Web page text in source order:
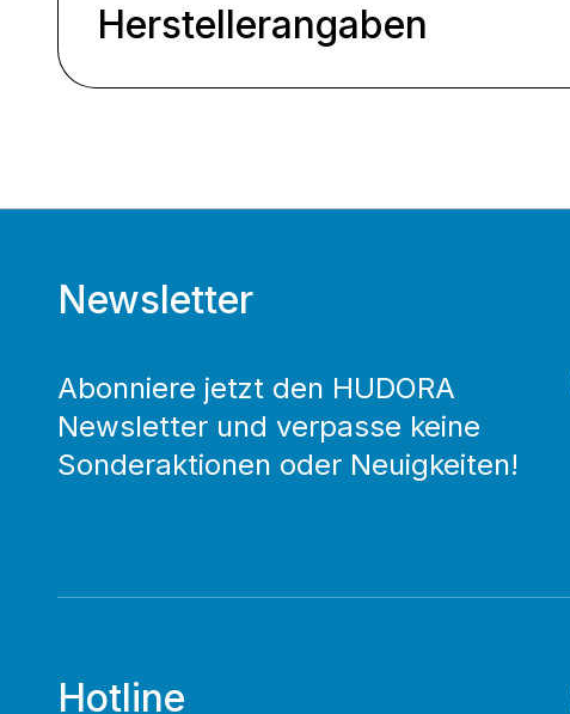
Herstellerangaben
Newsletter
Abonniere jetzt den HUDORA
Newsletter und verpasse keine
Sonderaktionen oder Neuigkeiten!
Hotline